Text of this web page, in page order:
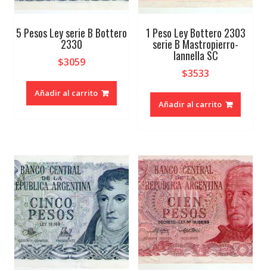
5 Pesos Ley serie B Bottero
2330
$3059
Añadir al carrito
1 Peso Ley Bottero 2303
serie B Mastropierro-
Iannella SC
$3533
Añadir al carrito